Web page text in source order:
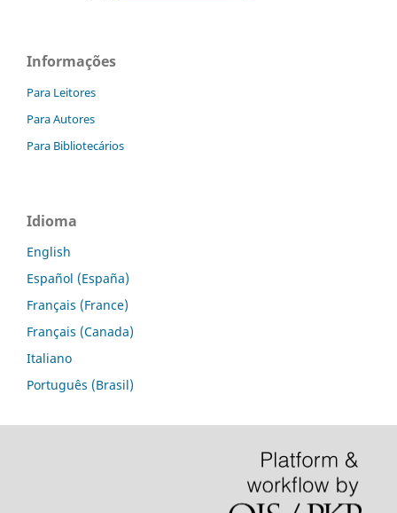
Informações
Para Leitores
Para Autores
Para Bibliotecários
Idioma
English
Español (España)
Français (France)
Français (Canada)
Italiano
Português (Brasil)